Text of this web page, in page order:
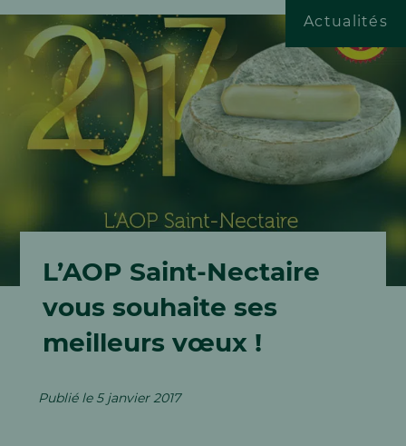
ESPACE DOCUMENTAIRE
ESPACE PRO
Jobs & Carrière
Actualités
L’AOP Saint-Nectaire
vous souhaite ses
meilleurs vœux !
Publié le 5 janvier 2017